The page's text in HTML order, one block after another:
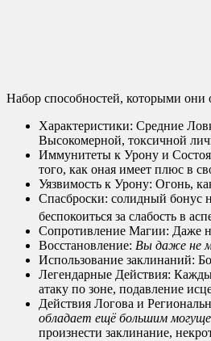
Набор способностей, которыми они
Характеристики: Средние
Высокомерной, токсичной
Иммунитеты к Урону и
того, как оная имеет плюс в
Уязвимость к Урону: Огонь,
Спасброски: солидный бонус
беспокоиться за слабость в
Сопротивление Магии: Даже
Восстановление: Вы даже не
Использование заклинаний:
Легендарные Действия:
атаку по зоне, подавление
Действия Логова и
обладает ещё большим
произнести заклинание,